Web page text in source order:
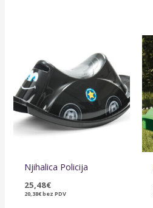
Njihalica Policija
25,48€
20,38€bez PDV